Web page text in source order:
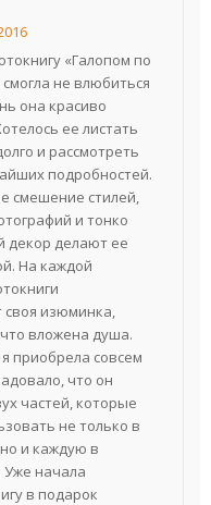
«Галопом по
не влюбиться
она красиво
ее листать
и рассмотреть
подробностей.
смешение стилей,
и тонко
декор делают ее
На каждой
своя изюминка,
что вложена душа.
приобрела совсем
что он
частей, которые
не только в
и каждую в
Уже начала
в подарок